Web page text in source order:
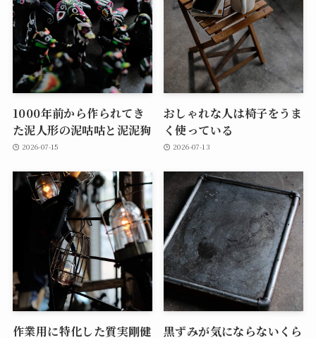
1000年前から作られてき
た泥人形の泥咕咕と泥泥狗
2026-07-15
おしゃれな人は椅子をうま
く使っている
2026-07-13
作業用に特化した質実剛健 黒ずみが気にならないくら